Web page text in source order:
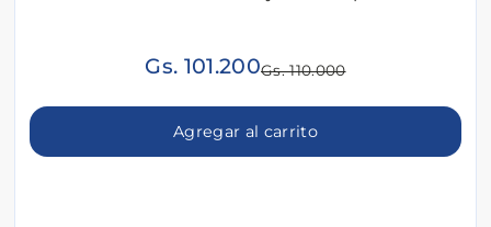
Gs. 101.200Gs. 110.000
Agregar al carrito